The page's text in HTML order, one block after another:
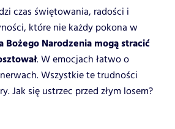
czas świętowania, radości i
które nie każdy pokona w
Bożego Narodzenia mogą stracić
. W emocjach łatwo o
Wszystkie te trudności
Jak się ustrzec przed złym losem?